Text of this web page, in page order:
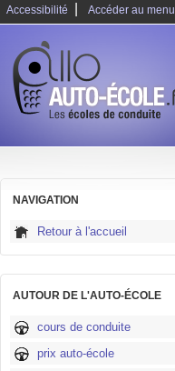
Accessibilité Accéder au menu
NAVIGATION
Retour à l'accueil
AUTOUR DE L'AUTO-ÉCOLE
cours de conduite
prix auto-école